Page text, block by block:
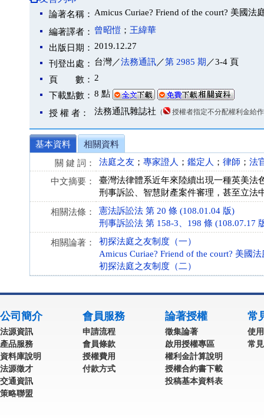
論著名稱： Amicus Curiae? Friend of the court? 美國法
編著譯者： 曾昭愷 ； 王緯華
出版日期： 2019.12.27
刊登出處： 台灣／法務通訊／第 2985 期 ／3-4 頁
頁 數： 2
下載點數： 8 點
授 權 者： 法務通訊雜誌社 （ 授權者指定不分配權利金給
基本資料
相關資料
關 鍵 詞：
法庭之友 ； 專家證人 ； 鑑定人 ； 律師 ； 法
中文摘要：
臺灣法律體系近年來陸續出現一種英美法
刑事訴訟、智慧財產案件審理，甚至立法
相關法條：
憲法訴訟法 第 20 條 (108.01.04 版)
刑事訴訟法 第 158-3、198 條 (108.07.17
相關論著：
初探法庭之友制度（一）
Amicus Curiae? Friend of the court? 美國
初探法庭之友制度（二）
公司簡介
法源資訊
產品服務
資料庫說明
法源徵才
交通資訊
策略聯盟
會員服務
申請流程
會員條款
授權費用
付款方式
論著授權
徵集論著
啟用授權專區
權利金計算說明
授權合約書下載
投稿基本資料表
常
使
常